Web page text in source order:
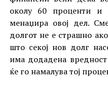
околу 60 проценти и
менаџира овој дел.
долгот не е страшно
што секој нов долг
има додадена
ќе го намалува тој